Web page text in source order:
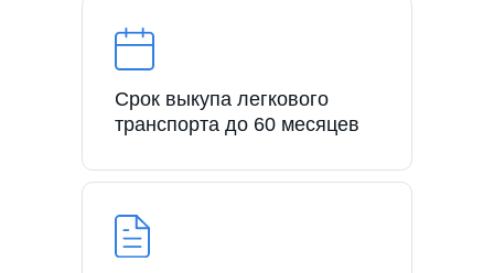
Срок выкупа легкового
транспорта до 60 месяцев